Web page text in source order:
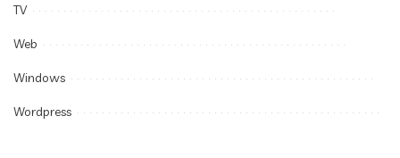
TV
Web
Windows
Wordpress